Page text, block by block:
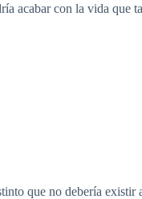
acabar con la vida que
que no debería existir